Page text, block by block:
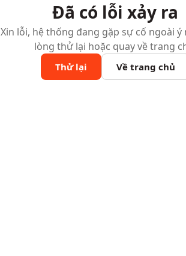
Đã có lỗi xảy ra
Xin lỗi, hệ thống đang gặp sự cố ngoài ý
lòng thử lại hoặc quay về trang
Thử lại Về trang chủ